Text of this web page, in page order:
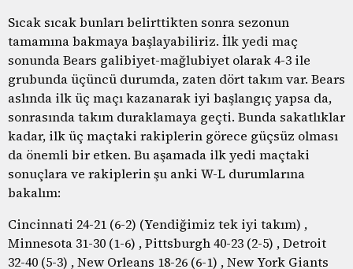
Sıcak sıcak bunları belirttikten sonra sezonun
tamamına bakmaya başlayabiliriz. İlk yedi maç
sonunda Bears galibiyet-mağlubiyet olarak 4-3 ile
grubunda üçüncü durumda, zaten dört takım var. Bears
aslında ilk üç maçı kazanarak iyi başlangıç yapsa da,
sonrasında takım duraklamaya geçti. Bunda sakatlıklar
kadar, ilk üç maçtaki rakiplerin görece güçsüz olması
da önemli bir etken. Bu aşamada ilk yedi maçtaki
sonuçlara ve rakiplerin şu anki W-L durumlarına
bakalım:
Cincinnati 24-21 (6-2) (Yendiğimiz tek iyi takım) ,
Minnesota 31-30 (1-6) , Pittsburgh 40-23 (2-5) , Detroit
32-40 (5-3) , New Orleans 18-26 (6-1) , New York Giants